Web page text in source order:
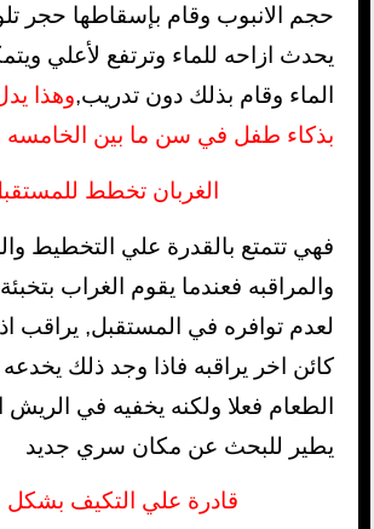
حجم الانبوب وقام بإسقاطها حجر
يحدث ازاحه للماء وترتفع لأعلي
الماء وقام بذلك دون تدريب,وهذا
بذكاء طفل في سن ما بين الخامسه
الغربان تخطط
فهي تتمتع بالقدرة علي التخطيط
والمراقبه فعندما يقوم الغراب
لعدم توافره في المستقبل, يراقب
كائن اخر يراقبه فاذا وجد ذلك يخدعه
الطعام فعلا ولكنه يخفيه في الريش
يطير للبحث عن مكان سري جديد
قادرة علي التكيف بشكل